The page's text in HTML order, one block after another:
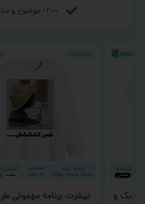
۲۰۰+ موضوع و مناسبت
و
تیشرت برنامه مهمونی